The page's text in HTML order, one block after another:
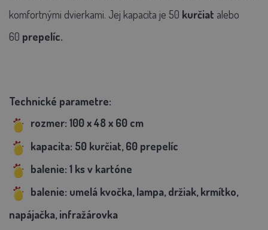
komfortnými dvierkami. Jej kapacita je 50 kurčiat alebo
60 prepelíc.
Technické parametre:
rozmer: 100 x 48 x 60 cm
kapacita: 50 kurčiat, 60 prepelíc
balenie: 1 ks v kartóne
balenie: umelá kvočka, lampa, držiak, krmítko,
napájačka, infražárovka